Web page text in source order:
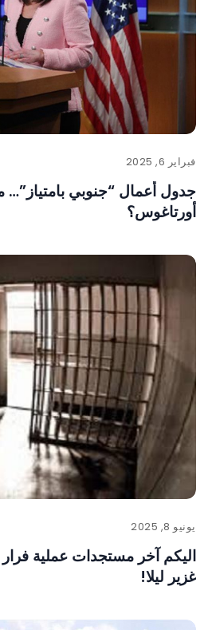
فبراير 6, 2025
جدول أعمال “جنوبي بامتياز”…
أورتاغوس؟
يونيو 8, 2025
اليكم آخر مستجدات عملية
غزير ليلا!